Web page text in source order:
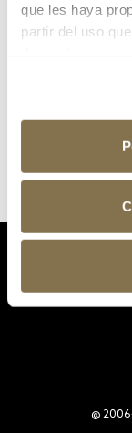
que les haya
partir del uso
@